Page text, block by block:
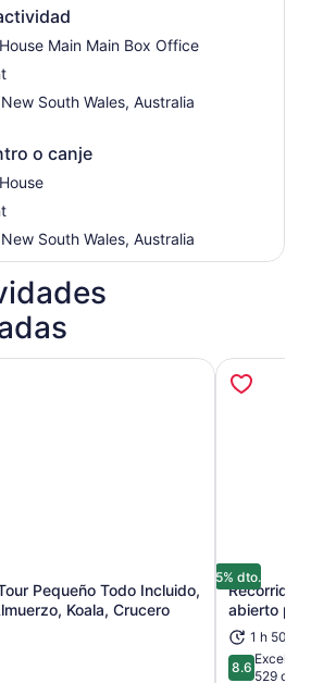
Main Main Box Office
South Wales, Australia
o canje
South Wales, Australia
Pequeño Todo Incluido,
Koala, Crucero
Se abrirá en una nueva pestaña
5% dto.
Recorrido
abierto por
1 h 50
8.68.6 de 10
529